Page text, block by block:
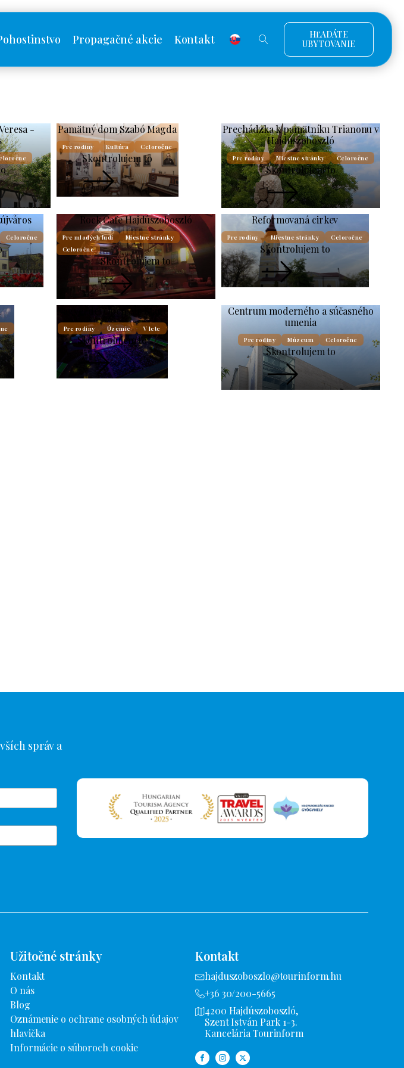
Propagačné akcie Kontakt
HĽADÁTE
UBYTOVANIE
-
Pamätný dom Szabó Magda
Pre rodiny Kultúra Celoročne
Skontrolujem to
Prechádzka k pamätníku Trianonu v
Hajdúszoboszló
Pre rodiny Miestne stránky Celoročne
Skontrolujem to
Celoročne
Rock Cafe Hajdúszoboszló
Pre mladých ľudí
Miestne stránky
Celoročne
Skontrolujem to
Reformovaná cirkev
Pre rodiny Miestne stránky Celoročne
Skontrolujem to
Nagyerdei Open Air Stage
Pre rodiny Územie V lete
Skontrolujem to
Centrum moderného a súčasného
umenia
Pre rodiny Múzeum Celoročne
Skontrolujem to
správ a
Užitočné stránky
Kontakt
O nás
Blog
Oznámenie o ochrane osobných údajov
hlavička
Informácie o súboroch cookie
Kontakt
hajduszoboszlo@tourinform.hu
+36 30/200-5665
4200 Hajdúszoboszló,
Szent István Park 1-3.
Kancelária Tourinform